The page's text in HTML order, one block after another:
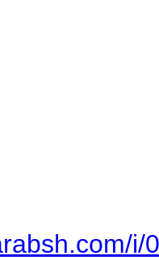
i/